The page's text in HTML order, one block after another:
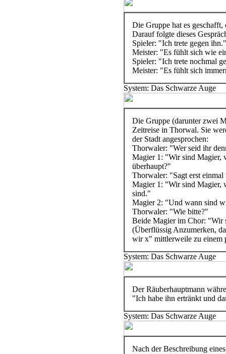
Die Gruppe hat es
Darauf folgte dieses
Spieler: "Ich trete gegen ihn."
Meister: "Es fühlt sich wie
Spieler: "Ich trete nochmal
Meister: "Es fühlt sich
System: Das Schwarze Auge
Die Gruppe (darunter zwei
Zeitreise in Thorwal. Sie
der Stadt angesprochen:
Thorwaler: "Wer seid ihr
Magier 1: "Wir sind Magier,
überhaupt?"
Thorwaler: "Sagt erst
Magier 1: "Wir sind Magier,
sind."
Magier 2: "Und wann sind
Thorwaler: "Wie bitte?"
Beide Magier im Chor: "Wir
(Überflüssig Anzumerken,
wir x" mittlerweile zu einem
System: Das Schwarze Auge
Der Räuberhauptmann
"Ich habe ihn ertränkt und
System: Das Schwarze Auge
Nach der Beschreibung